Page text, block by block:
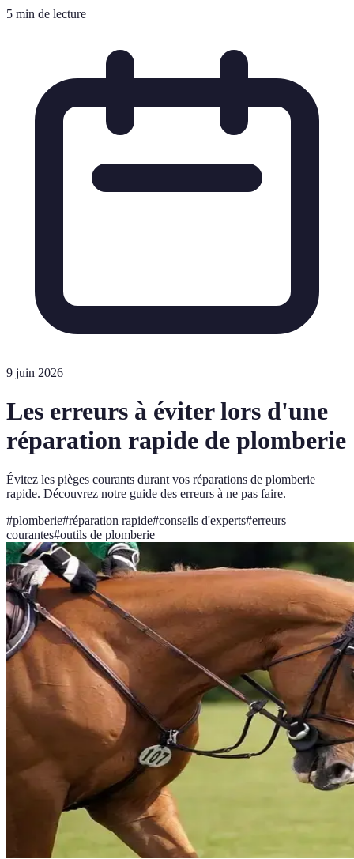
5 min de lecture
9 juin 2026
Les erreurs à éviter lors d'une
réparation rapide de plomberie
Évitez les pièges courants durant vos réparations de plomberie
rapide. Découvrez notre guide des erreurs à ne pas faire.
#plomberie#réparation rapide#conseils d'experts#erreurs
courantes#outils de plomberie